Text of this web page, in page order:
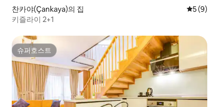
찬카야(Çankaya)의 집 평점 5점
5 (9)
키즐라이 2+1
슈퍼호스트
슈퍼호스트